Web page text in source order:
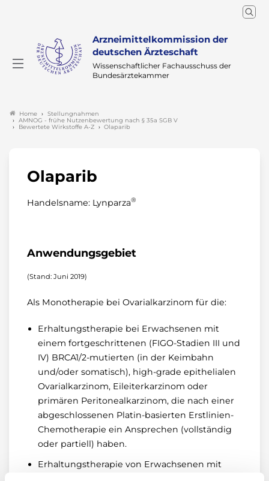
Arzneimittelkommission der
deutschen Ärzteschaft
Wissenschaftlicher Fachausschuss der
Bundesärztekammer
Home
Stellungnahmen
AMNOG - frühe Nutzenbewertung nach § 35a SGB V
Bewertete Wirkstoffe A-Z
Olaparib
Olaparib
Handelsname: Lynparza®
Anwendungsgebiet
(Stand: Juni 2019)
Als Monotherapie bei Ovarialkarzinom für die:
Erhaltungstherapie bei Erwachsenen mit
einem fortgeschrittenen (FIGO-Stadien III und
IV) BRCA1/2-mutierten (in der Keimbahn
und/oder somatisch), high-grade epithelialen
Ovarialkarzinom, Eileiterkarzinom oder
primären Peritonealkarzinom, die nach einer
abgeschlossenen Platin-basierten Erstlinien-
Chemotherapie ein Ansprechen (vollständig
oder partiell) haben.
Erhaltungstherapie von Erwachsenen mit